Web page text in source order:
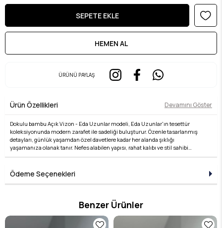
ÜRÜNÜ PAYLAŞ
Ürün Özellikleri Devamını Göster
Dokulu bambu Açık Vizon - Eda Uzunlar modeli, Eda Uzunlar'ın tesettür
koleksiyonunda modern zarafet ile sadeliği buluşturur. Özenle tasarlanmış
detayları, günlük yaşamdan özel davetlere kadar her alanda şıklığı
yaşamanıza olanak tanır. Nefes alabilen yapısı, rahat kalıbı ve stil sahibi
çizgileri ile hem konforlu hem de zarif bir kullanım sunar. Kumaş kalitesi, Eda
isteyen kadınlar için ideal bir tercihtir. Koleksiyonun her bir parçası, zamansız
şıklığın temsilcisidir ve her kombine değer katar. Şıklığı detaylarda arayanlara
özel bu ürün, Eda Uzunlar estetiğini dolabınıza taşır.
Ödeme Seçenekleri
Benzer Ürünler